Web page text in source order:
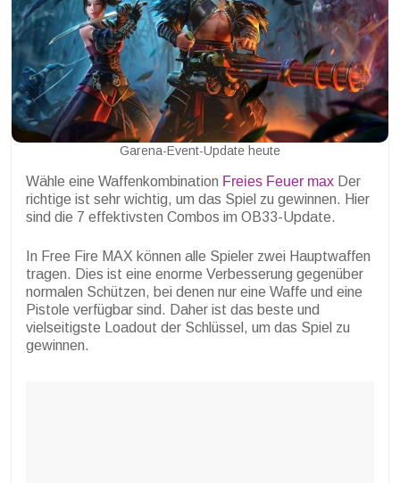
Garena-Event-Update heute
Wähle eine Waffenkombination Freies Feuer max Der
richtige ist sehr wichtig, um das Spiel zu gewinnen. Hier
sind die 7 effektivsten Combos im OB33-Update.
In Free Fire MAX können alle Spieler zwei Hauptwaffen
tragen. Dies ist eine enorme Verbesserung gegenüber
normalen Schützen, bei denen nur eine Waffe und eine
Pistole verfügbar sind. Daher ist das beste und
vielseitigste Loadout der Schlüssel, um das Spiel zu
gewinnen.